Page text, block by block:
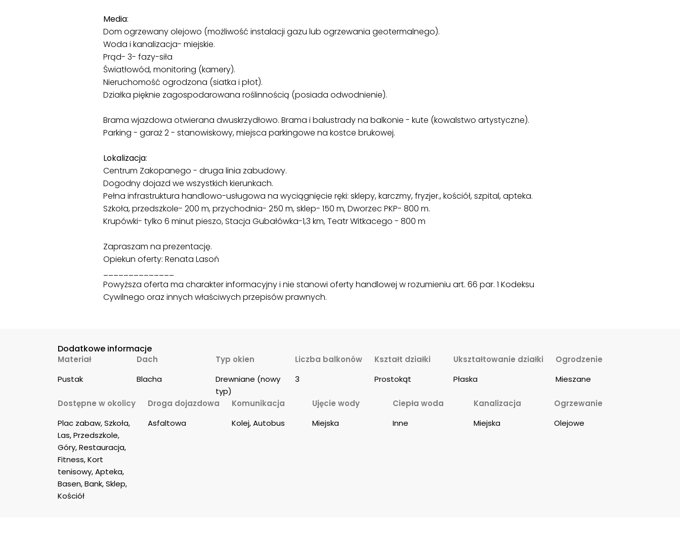
Media:
Dom ogrzewany olejowo (możliwość instalacji gazu lub ogrzewania geotermalnego).
Woda i kanalizacja- miejskie.
Prąd- 3- fazy-siła
Światłowód, monitoring (kamery).
Nieruchomość ogrodzona (siatka i płot).
Działka pięknie zagospodarowana roślinnością (posiada odwodnienie).
Brama wjazdowa otwierana dwuskrzydłowo. Brama i balustrady na balkonie - kute (kowalstwo artystyczne).
Parking - garaż 2 - stanowiskowy, miejsca parkingowe na kostce brukowej.
Lokalizacja:
Centrum Zakopanego - druga linia zabudowy.
Dogodny dojazd we wszystkich kierunkach.
Pełna infrastruktura handlowo-usługowa na wyciągnięcie ręki: sklepy, karczmy, fryzjer., kościół, szpital, apteka.
Szkoła, przedszkole- 200 m, przychodnia- 250 m, sklep- 150 m, Dworzec PKP- 800 m.
Krupówki- tylko 6 minut pieszo, Stacja Gubałówka-1,3 km, Teatr Witkacego - 800 m
Zapraszam na prezentację.
Opiekun oferty: Renata Lasoń
Powyższa oferta ma charakter informacyjny i nie stanowi oferty handlowej w rozumieniu art. 66 par. 1 Kodeksu
Cywilnego oraz innych właściwych przepisów prawnych.
Dodatkowe informacje
Materiał
Pustak
Dach
Blacha
Typ okien
Drewniane (nowy
typ)
Liczba balkonów
3
Kształt działki
Prostokąt
Ukształtowanie działki
Płaska
Ogrodzenie
Mieszane
Dostępne w okolicy
Plac zabaw, Szkoła,
Las, Przedszkole,
Góry, Restauracja,
Fitness, Kort
tenisowy, Apteka,
Basen, Bank, Sklep,
Kościół
Droga dojazdowa
Asfaltowa
Komunikacja
Kolej, Autobus
Ujęcie wody
Miejska
Ciepła woda
Inne
Kanalizacja
Miejska
Ogrzewanie
Olejowe